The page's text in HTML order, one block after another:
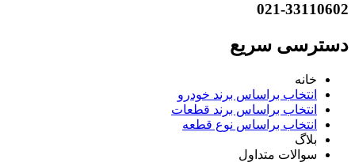
021-33110602
دسترسی سریع
خانه
انتخاب براساس برند خودرو
انتخاب براساس برند قطعات
انتخاب براساس نوع قطعه
بلاگ
سوالات متداول